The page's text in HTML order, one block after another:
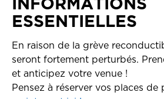
ESSENTIELLES
En raison de la grève
seront fortement perturbés.
et anticipez votre venue !
Pensez à réserver vos places de